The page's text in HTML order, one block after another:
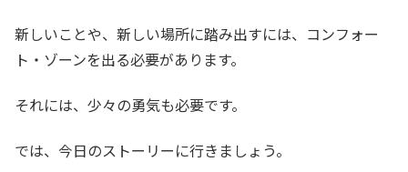
新しいことや、新しい場所に踏み出すには、コンフォー
ト・ゾーンを出る必要があります。
それには、少々の勇気も必要です。
では、今日のストーリーに行きましょう。